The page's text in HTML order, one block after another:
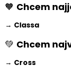
🧡 Chcem
→ Classa
💚 Chcem
→ Cross